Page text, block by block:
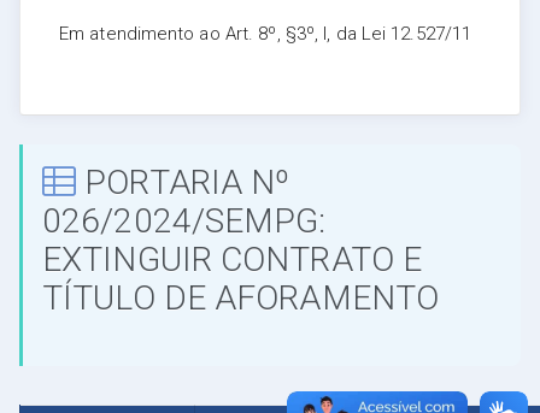
Em atendimento ao Art. 8º, §3º, I, da Lei 12.527/11
PORTARIA Nº
026/2024/SEMPG:
EXTINGUIR CONTRATO E
TÍTULO DE AFORAMENTO